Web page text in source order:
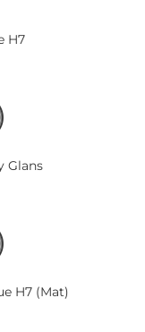
H7
Glans
H7 (Mat)